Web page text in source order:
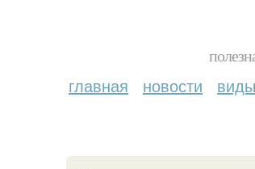
главная новости